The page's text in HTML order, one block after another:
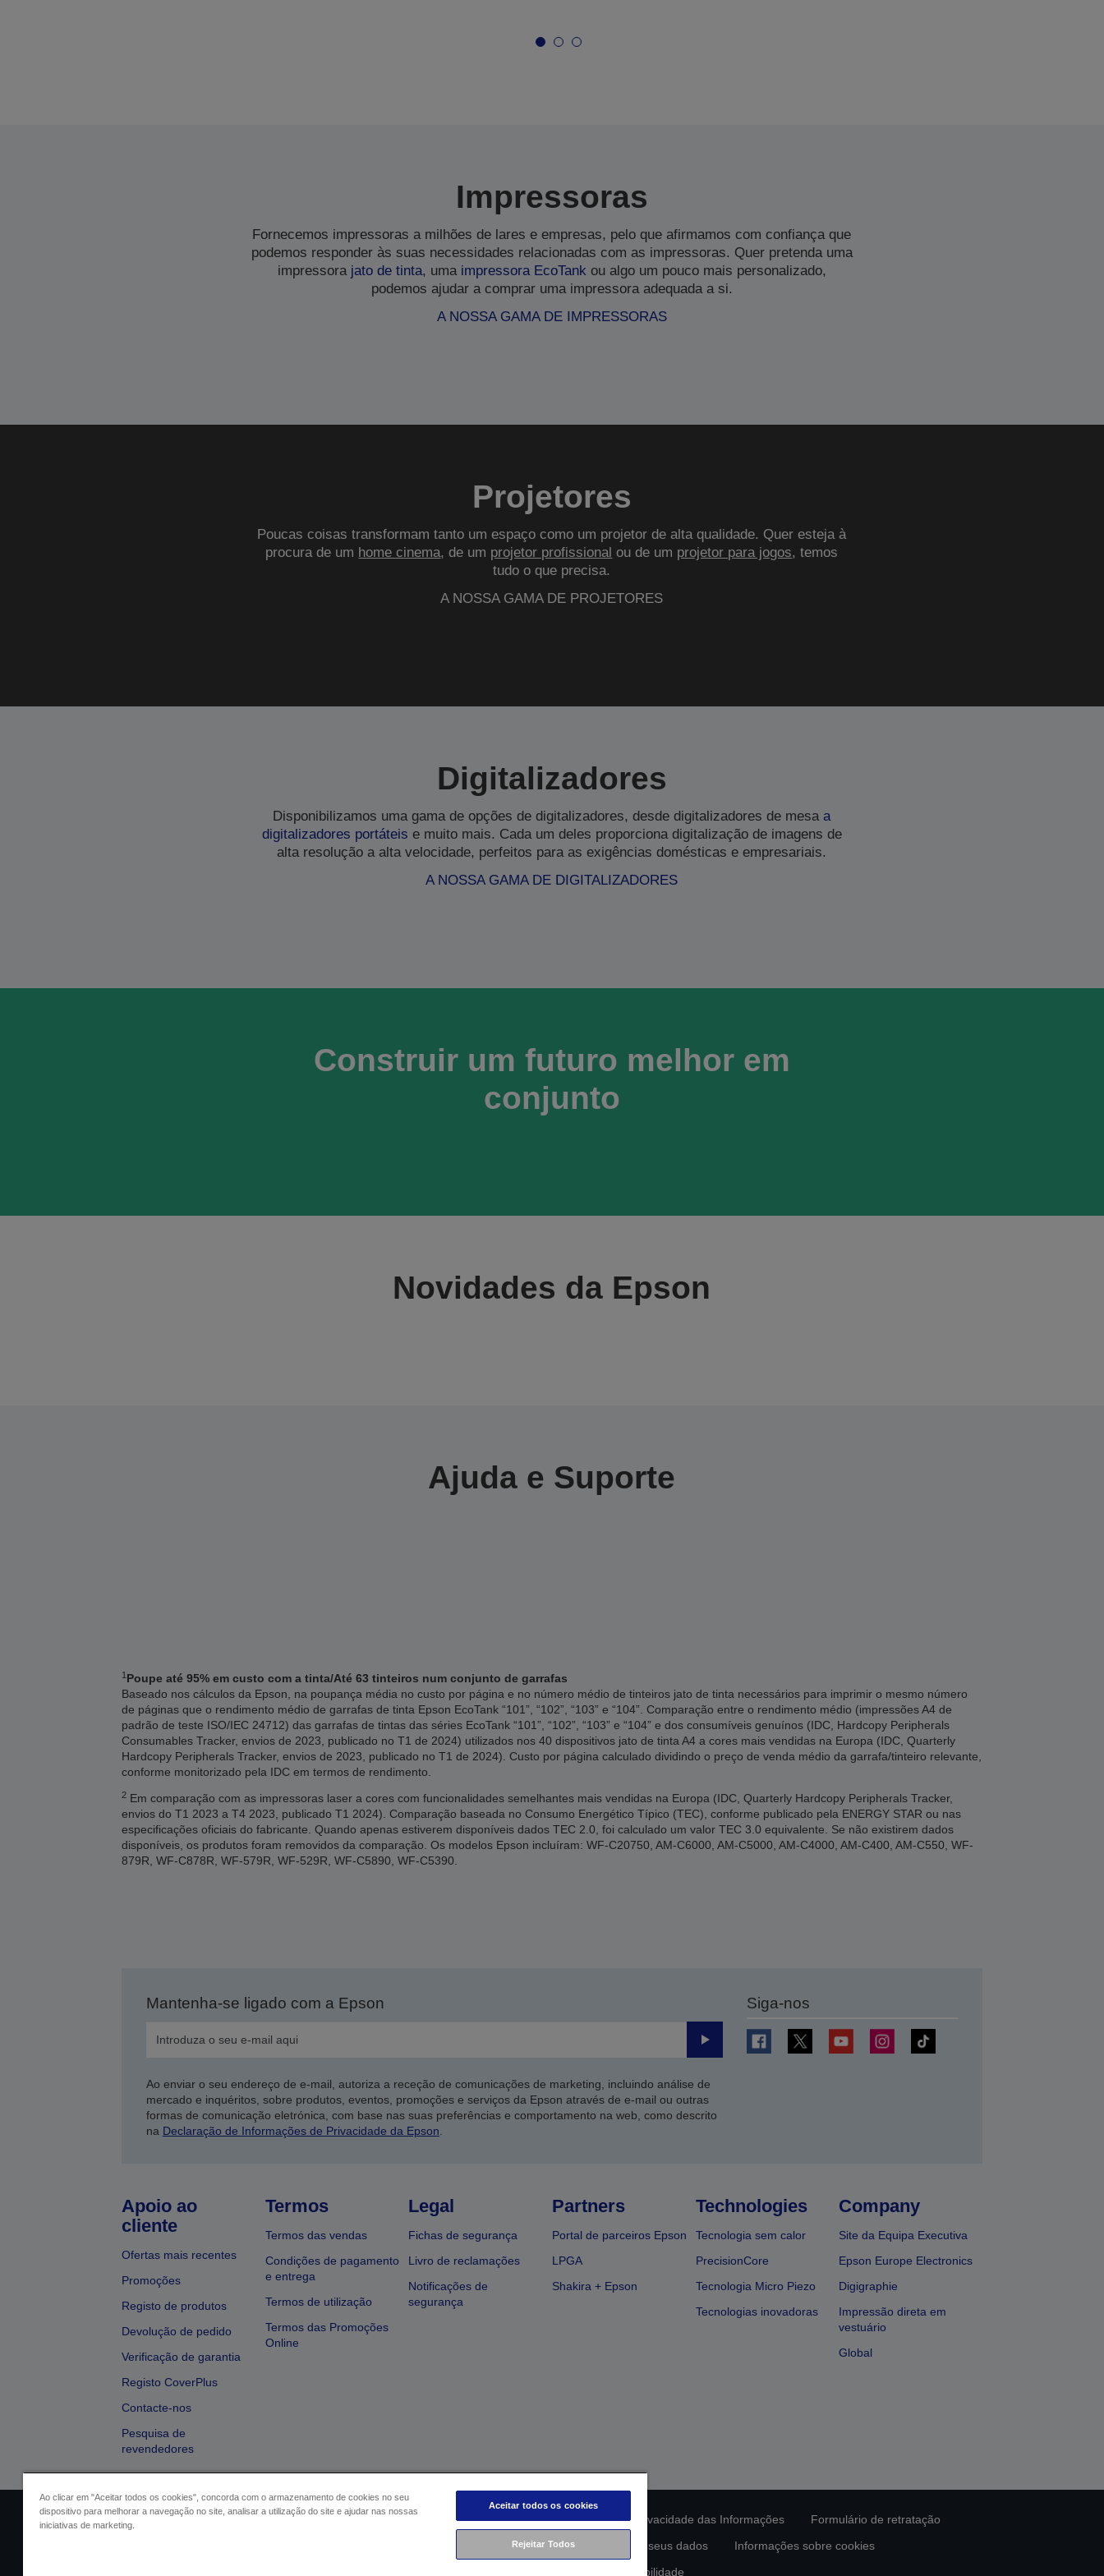
Impressoras
Fornecemos impressoras a milhões de lares e empresas, pelo que afirmamos com confiança que
podemos responder às suas necessidades relacionadas com as impressoras. Quer pretenda uma
impressora jato de tinta, uma impressora EcoTank ou algo um pouco mais personalizado,
podemos ajudar a comprar uma impressora adequada a si.
A NOSSA GAMA DE IMPRESSORAS
Projetores
Poucas coisas transformam tanto um espaço como um projetor de alta qualidade. Quer esteja à
procura de um home cinema, de um projetor profissional ou de um projetor para jogos, temos
tudo o que precisa.
A NOSSA GAMA DE PROJETORES
Digitalizadores
Disponibilizamos uma gama de opções de digitalizadores, desde digitalizadores de mesaa
digitalizadores portáteis e muito mais. Cada um deles proporciona digitalização de imagens de
alta resolução a alta velocidade, perfeitos para as exigências domésticas e empresariais.
A NOSSA GAMA DE DIGITALIZADORES
Construir um futuro melhor em
conjunto
Novidades da Epson
Ajuda e Suporte
1Poupe até 95% em custo com a tinta/Até 63 tinteiros num conjunto de garrafas
Baseado nos cálculos da Epson, na poupança média no custo por página e no número médio de tinteiros jato de tinta necessários para imprimir o mesmo número
de páginas que o rendimento médio de garrafas de tinta Epson EcoTank “101”, “102”, “103” e “104”. Comparação entre o rendimento médio (impressões A4 de
padrão de teste ISO/IEC 24712) das garrafas de tintas das séries EcoTank “101”, “102”, “103” e “104” e dos consumíveis genuínos (IDC, Hardcopy Peripherals
Consumables Tracker, envios de 2023, publicado no T1 de 2024) utilizados nos 40 dispositivos jato de tinta A4 a cores mais vendidas na Europa (IDC, Quarterly
Hardcopy Peripherals Tracker, envios de 2023, publicado no T1 de 2024). Custo por página calculado dividindo o preço de venda médio da garrafa/tinteiro relevante,
conforme monitorizado pela IDC em termos de rendimento.
2Em comparação com as impressoras laser a cores com funcionalidades semelhantes mais vendidas na Europa (IDC, Quarterly Hardcopy Peripherals Tracker,
envios do T1 2023 a T4 2023, publicado T1 2024). Comparação baseada no Consumo Energético Típico (TEC), conforme publicado pela ENERGY STAR ou nas
especificações oficiais do fabricante. Quando apenas estiverem disponíveis dados TEC 2.0, foi calculado um valor TEC 3.0 equivalente. Se não existirem dados
disponíveis, os produtos foram removidos da comparação. Os modelos Epson incluíram: WF-C20750, AM-C6000, AM-C5000, AM-C4000, AM-C400, AM-C550, WF-
879R, WF-C878R, WF-579R, WF-529R, WF-C5890, WF-C5390.
Mantenha-se ligado com a Epson
Enviar
Ao enviar o seu endereço de e-mail, autoriza a receção de comunicações de marketing, incluindo análise de
mercado e inquéritos, sobre produtos, eventos, promoções e serviços da Epson através de e-mail ou outras
formas de comunicação eletrónica, com base nas suas preferências e comportamento na web, como descrito
na Declaração de Informações de Privacidade da Epson
Siga-nos
Apoio ao
cliente
Ofertas mais recentes
Promoções
Registo de produtos
Devolução de pedido
Verificação de garantia
Registo CoverPlus
Contacte-nos
Pesquisa de
revendedores
Termos
Termos das vendas
Condições de pagamento
e entrega
Termos de utilização
Termos das Promoções
Online
Legal
Fichas de segurança
Livro de reclamações
Notificações de
segurança
Partners
Portal de parceiros Epson
LPGA
Shakira + Epson
Technologies
Tecnologia sem calor
PrecisionCore
Tecnologia Micro Piezo
Tecnologias inovadoras
Company
Site da Equipa Executiva
Epson Europe Electronics
Digigraphie
Impressão direta em
vestuário
Global
Identificação do vendedor Identificação da conformidade do produto Declaração de Privacidade das Informações
Formulário de retratação
Contacte-nos sobre os seus dados
Informações sobre cookies
Compromisso da Epson para com a acessibilidade
Ao clicar em "Aceitar todos os cookies", concorda com o armazenamento de cookies no seu
dispositivo para melhorar a navegação no site, analisar a utilização do site e ajudar nas nossas
iniciativas de marketing.
Aceitar todos os cookies
Rejeitar Todos